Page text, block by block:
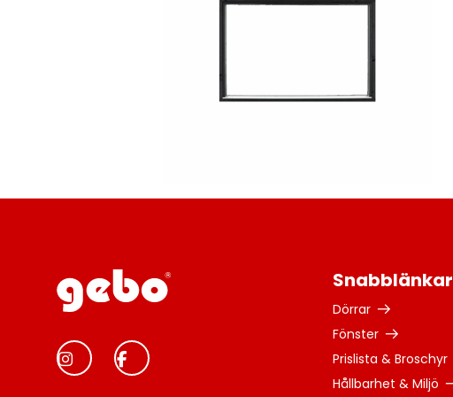
Snabblänkar
Dörrar
Fönster
Prislista & Broschyr
Hållbarhet & Miljö